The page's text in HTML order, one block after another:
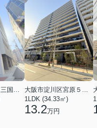
大阪市淀川区東三国５丁目
大阪市淀川区宮原５丁目
1LDK (34.33㎡)
13.2万円